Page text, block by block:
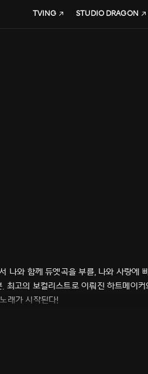
TVING STUDIO DRAGON
나와 함께 듀엣곡을 부를, 나와 사랑에
고의 보컬리스트로 이뤄진 하트메이
래가 시작된다!